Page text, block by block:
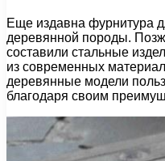
Еще издавна фурнитура
деревянной породы.
составили стальные
из современных
деревянные модели
благодаря своим